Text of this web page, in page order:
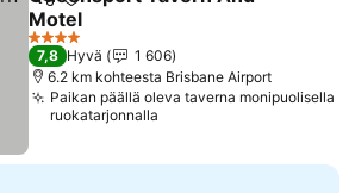
Jaa Lisää suosikkeihin
Motel
4 Tähtiluokitus
7,8 Hyvä
1 606
6.2 km kohteesta Brisbane Airport
Paikan päällä oleva taverna monipuolisella
ruokatarjonnalla